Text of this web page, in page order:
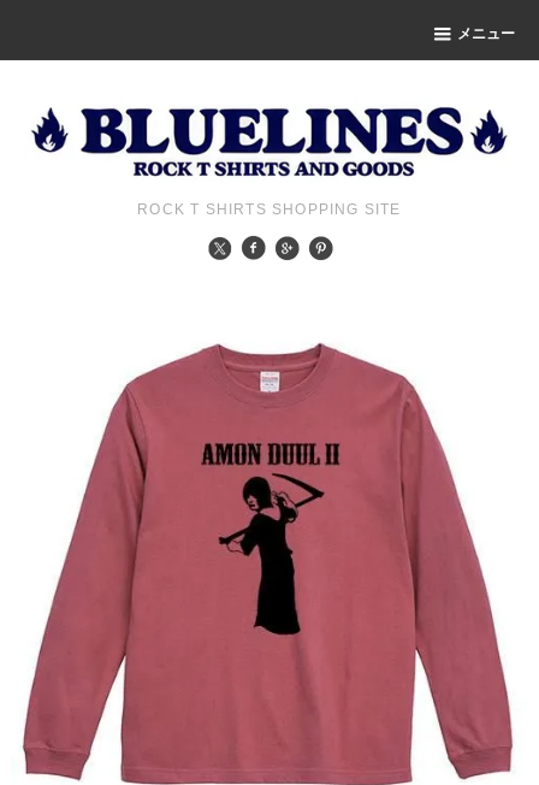
メニュー
ROCK T SHIRTS SHOPPING SITE